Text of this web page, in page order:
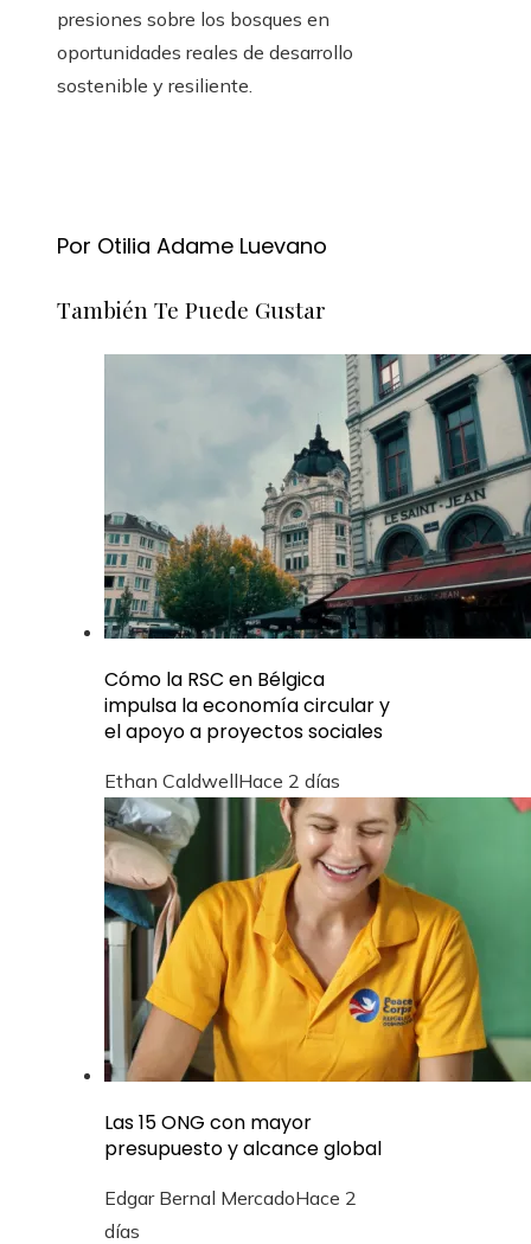
presiones sobre los bosques en
oportunidades reales de desarrollo
sostenible y resiliente.
Por Otilia Adame Luevano
También Te Puede Gustar
Cómo la RSC en Bélgica
impulsa la economía circular y
el apoyo a proyectos sociales
Ethan CaldwellHace 2 días
Las 15 ONG con mayor
presupuesto y alcance global
Edgar Bernal MercadoHace 2
días